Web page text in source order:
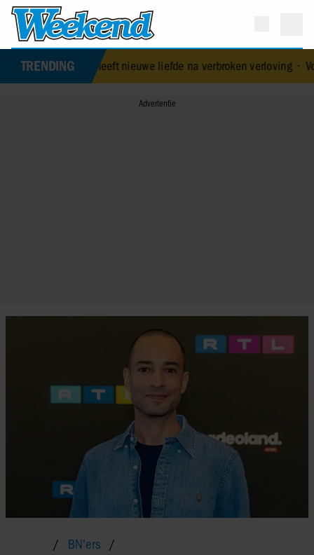
TRENDING
heeft nieuwe liefde na verbroken verloving•Voormalig prins
BN'ers